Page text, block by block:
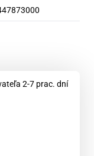
2-7 prac. dní